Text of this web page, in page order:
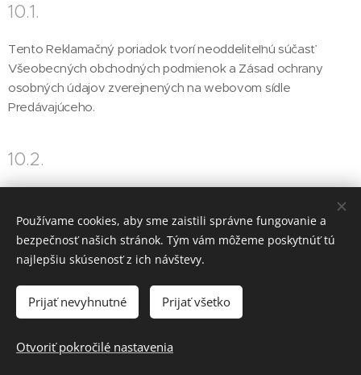
10.1.
Tento Reklamačný poriadok tvorí neoddeliteľnú súčasť
Všeobecných obchodných podmienok a Zásad ochrany
osobných údajov zverejnených na webovom sídle
Predávajúceho.
10.2.
dňom jeho zverejnenia na webovom sídle Predávajúceho.
V Detvianskej Hute dňa 1.1.2026
Cookies
Používame cookies, aby sme zaistili správne fungovanie a
bezpečnosť našich stránok. Tým vám môžeme poskytnúť tú
najlepšiu skúsenosť z ich návštevy.
Prijať nevyhnutné Prijať všetko
Otvoriť pokročilé nastavenia